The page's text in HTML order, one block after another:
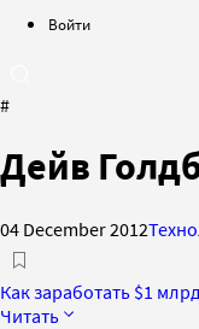
Войти
#
Дейв
04 December 2012
Как заработать $1
Читать